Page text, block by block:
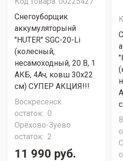
Снегоуборщик
аккумуляторынй
"HUTER" SGC-20-Li
(колесный,
несамоходный, 20 В, 1
АКБ, 4Ач, ковш 30x22
см) СУПЕР АКЦИЯ!!!
Воскресенск
остаток: 0
Орехово-Зуево
остаток: 2
11 990 руб.